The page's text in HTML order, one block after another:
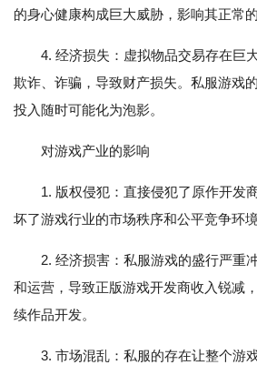
的身心健康构成巨大威胁，影响其正常
4. 经济损失：虚拟物品交易存在巨
欺诈、诈骗，导致财产损失。私服游戏
投入随时可能化为泡影。
对游戏产业的影响
1. 版权侵犯：直接侵犯了原作开发
坏了游戏行业的市场秩序和公平竞争环境
2. 经济损害：私服游戏的盛行严重
和运营，导致正版游戏开发商收入锐减
续作品开发。
3. 市场混乱：私服的存在让整个游